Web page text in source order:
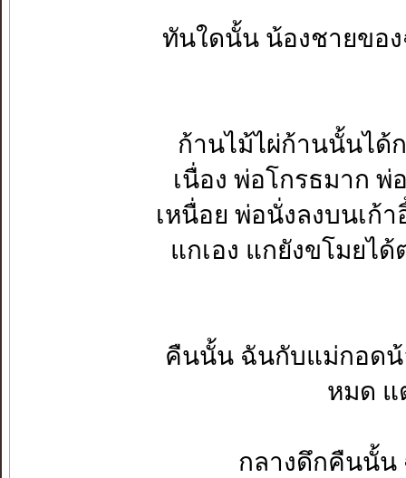
ทันใดนั้น น้องชายขอ
ก้านไม้ไผ่ก้านนั้นได้
เนื่อง พ่อโกรธมาก
เหนื่อย พ่อนั่งลงบนเก้
แกเอง แกยังขโมยไ
คืนนั้น ฉันกับแม่กอดน้
หมด แ
กลางดึกคืนนั้น